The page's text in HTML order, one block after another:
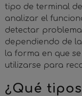
tipo de terminal
analizar el
detectar
dependiendo de
la forma en que
utilizarse para
¿Qué